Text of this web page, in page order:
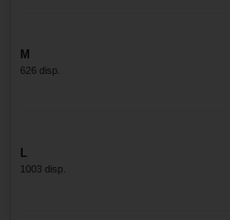
M
626 disp.
L
1003 disp.